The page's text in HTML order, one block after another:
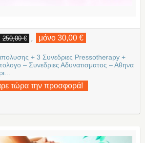
250,00 € μόνο 30,00 €
+ 3 Συνεδριες Pressotherapy +
– Συνεδριες Αδυνατισματος – Αθηνα
τώρα την προσφορά!